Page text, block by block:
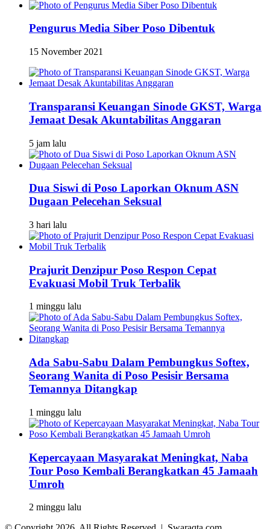
Pengurus Media Siber Poso Dibentuk
15 November 2021
Transparansi Keuangan Sinode GKST, Warga
Jemaat Desak Akuntabilitas Anggaran
5 jam lalu
Dua Siswi di Poso Laporkan Oknum ASN
Dugaan Pelecehan Seksual
3 hari lalu
Prajurit Denzipur Poso Respon Cepat
Evakuasi Mobil Truk Terbalik
1 minggu lalu
Ada Sabu-Sabu Dalam Pembungkus Softex,
Seorang Wanita di Poso Pesisir Bersama
Temannya Ditangkap
1 minggu lalu
Kepercayaan Masyarakat Meningkat, Naba
Tour Poso Kembali Berangkatkan 45 Jamaah
Umroh
2 minggu lalu